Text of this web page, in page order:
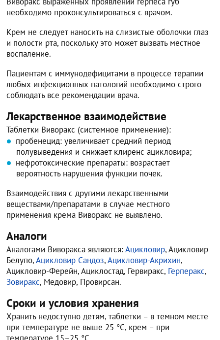
необходимо проконсультироваться с врачом.
Крем не следует наносить на слизистые оболочки глаз
и полости рта, поскольку это может вызвать местное
воспаление.
Пациентам с иммунодефицитами в процессе терапии
любых инфекционных патологий необходимо строго
соблюдать все рекомендации врача.
Лекарственное взаимодействие
Таблетки Виворакс (системное применение):
пробенецид: увеличивает средний период
полувыведения и снижает клиренс ацикловира;
нефротоксические препараты: возрастает
вероятность нарушения функции почек.
Взаимодействия с другими лекарственными
веществами/препаратами в случае местного
применения крема Виворакс не выявлено.
Аналоги
Аналогами Виворакса являются:Ацикловир, Ацикловир
Белупо,Ацикловир Сандоз,Ацикловир-Акрихин,
Ацикловир-Ферейн, Ациклостад, Гервиракс, Герперакс,
Зовиракс, Медовир, Провирсан.
Сроки и условия хранения
Хранить недоступно детям, таблетки – в темном месте
при температуре не выше 25 °C, крем – при